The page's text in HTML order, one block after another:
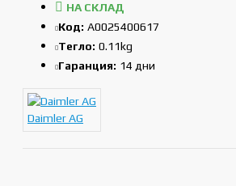
НА СКЛАД
Код: A0025400617
Тегло: 0.11kg
Гаранция: 14 дни
Daimler AG